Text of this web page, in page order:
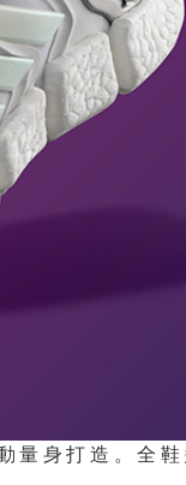
身打造。全鞋